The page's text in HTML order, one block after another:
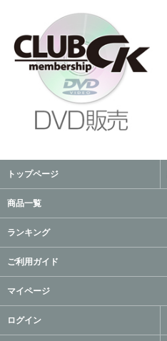
トップページ
商品一覧
ランキング
ご利用ガイド
マイページ
ログイン